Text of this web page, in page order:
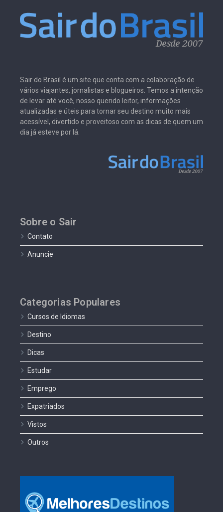
Sair do Brasil é um site que conta com a colaboração de
vários viajantes, jornalistas e blogueiros. Temos a intenção
de levar até você, nosso querido leitor, informações
atualizadas e úteis para tornar seu destino muito mais
acessível, divertido e proveitoso com as dicas de quem um
dia já esteve por lá.
Sobre o Sair
Contato
Anuncie
Categorias Populares
Cursos de Idiomas
Destino
Dicas
Estudar
Emprego
Expatriados
Vistos
Outros